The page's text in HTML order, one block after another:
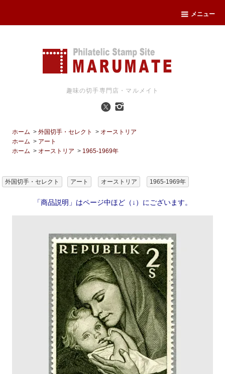
メニュー
趣味の切手専門店・マルメイト
ホーム >外国切手・セレクト > オーストリア
ホーム > アート
ホーム > オーストリア > 1965-1969年
外国切手・セレクト アート オーストリア 1965-1969年
「商品説明」はページ中ほど（↓）にございます。